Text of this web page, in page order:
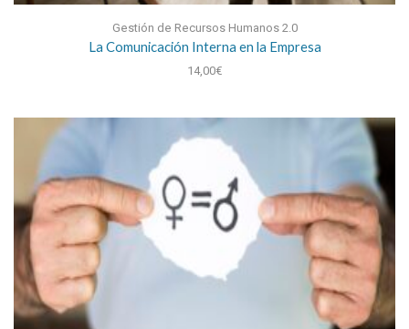
Gestión de Recursos Humanos 2.0
La Comunicación Interna en la Empresa
14,00€